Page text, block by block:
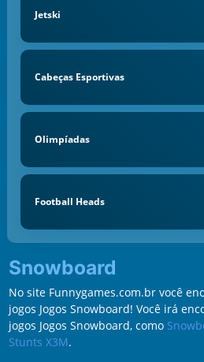
Jetski
Cabeças Esportivas
Olimpíadas
Football Heads
Snowboard
No site Funnygames.com.br você
jogos Jogos Snowboard! Você irá
jogos Jogos Snowboard, como
Stunts X3M.